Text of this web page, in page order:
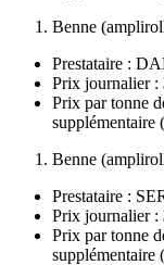
Benne
Prestataire :
Prix journalier :
Prix par tonne
supplémentaire
Benne
Prestataire :
Prix journalier :
Prix par tonne
supplémentaire